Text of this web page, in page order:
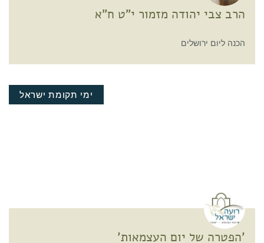
הרב צבי יהודה מזמור י"ט ח"א
הכנה ליום ירושלים
ימי תקומת ישראל
'הפטרה של יום העצמאות'